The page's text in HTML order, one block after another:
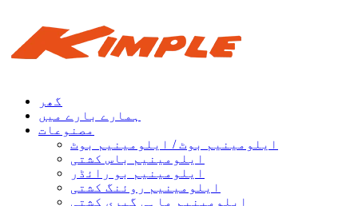
گھر
ہمارے بارے میں
مصنوعات
ایلومینیم بوٹ / ایلومینیم بوٹ
ایلومینیم باس کشتی
ایلومینیم بو رائڈر
ایلومینیم روئنگ کشتی
ایلومینیم ماہی گیری کشتی